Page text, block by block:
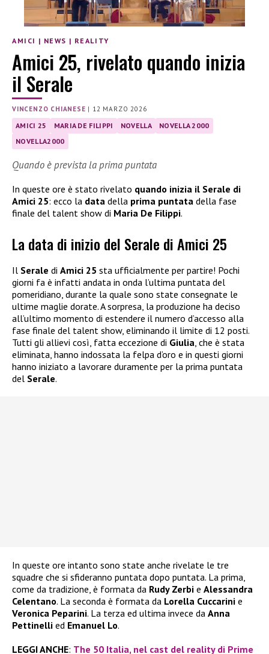
AMICI | NEWS | REALITY
Amici 25, rivelato quando inizia
il Serale
VINCENZO CHIANESE | 12 MARZO 2026
AMICI 25 MARIA DE FILIPPI NOVELLA
NOVELLA 2000
NOVELLA2000
Quando è prevista la prima puntata
In queste ore è stato rivelato quando inizia il Serale di
Amici 25: ecco la data della prima puntata della fase
finale del talent show di Maria De Filippi.
La data di inizio del Serale di Amici 25
Il Serale di Amici 25 sta ufficialmente per partire! Pochi
giorni fa è infatti andata in onda l’ultima puntata del
pomeridiano, durante la quale sono state consegnate le
ultime maglie dorate. A sorpresa, la produzione ha deciso
all’ultimo momento di estendere il numero d’accesso alla
fase finale del talent show, eliminando il limite di 12 posti.
Tutti gli allievi così, fatta eccezione di Giulia , che è stata
eliminata, hanno indossata la felpa d’oro e in questi giorni
hanno iniziato a lavorare duramente per la prima puntata
del Serale.
In queste ore intanto sono state anche rivelate le tre
squadre che si sfideranno puntata dopo puntata. La prima,
come da tradizione, è formata da Rudy Zerbi e Alessandra
Celentano. La seconda è formata da Lorella Cuccarini e
Veronica Peparini. La terza ed ultima invece da Anna
Pettinelli ed Emanuel Lo.
LEGGI ANCHE: The 50 Italia, nel cast del reality di Prime